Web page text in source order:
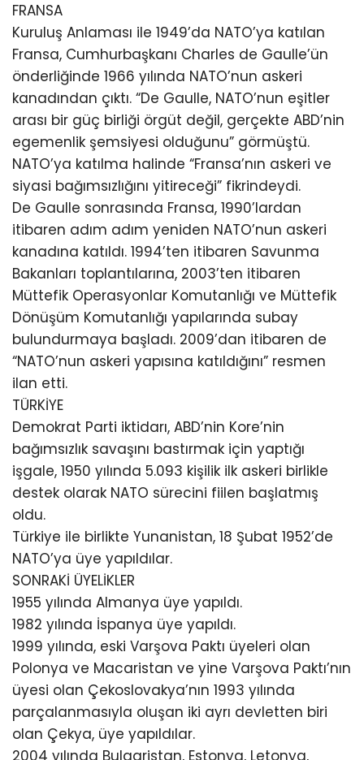
FRANSA
Kuruluş Anlaması ile 1949’da NATO’ya katılan
Fransa, Cumhurbaşkanı Charles de Gaulle’ün
önderliğinde 1966 yılında NATO’nun askeri
kanadından çıktı. “De Gaulle, NATO’nun eşitler
arası bir güç birliği örgüt değil, gerçekte ABD’nin
egemenlik şemsiyesi olduğunu” görmüştü.
NATO’ya katılma halinde “Fransa’nın askeri ve
siyasi bağımsızlığını yitireceği” fikrindeydi.
De Gaulle sonrasında Fransa, 1990’lardan
itibaren adım adım yeniden NATO’nun askeri
kanadına katıldı. 1994’ten itibaren Savunma
Bakanları toplantılarına, 2003’ten itibaren
Müttefik Operasyonlar Komutanlığı ve Müttefik
Dönüşüm Komutanlığı yapılarında subay
bulundurmaya başladı. 2009’dan itibaren de
“NATO’nun askeri yapısına katıldığını” resmen
ilan etti.
TÜRKİYE
Demokrat Parti iktidarı, ABD’nin Kore’nin
bağımsızlık savaşını bastırmak için yaptığı
işgale, 1950 yılında 5.093 kişilik ilk askeri birlikle
destek olarak NATO sürecini fiilen başlatmış
oldu.
Türkiye ile birlikte Yunanistan, 18 Şubat 1952’de
NATO’ya üye yapıldılar.
SONRAKİ ÜYELİKLER
1955 yılında Almanya üye yapıldı.
1982 yılında İspanya üye yapıldı.
1999 yılında, eski Varşova Paktı üyeleri olan
Polonya ve Macaristan ve yine Varşova Paktı’nın
üyesi olan Çekoslovakya’nın 1993 yılında
parçalanmasıyla oluşan iki ayrı devletten biri
olan Çekya, üye yapıldılar.